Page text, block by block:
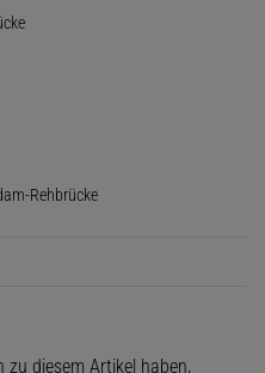
Rehbrücke
zu diesem Artikel haben,